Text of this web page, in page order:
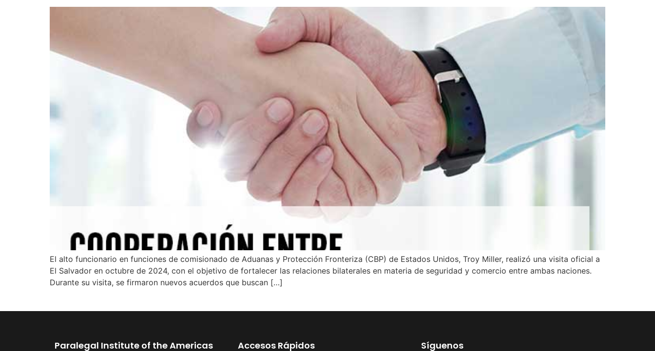
El alto funcionario en funciones de comisionado de Aduanas y Protección Fronteriza (CBP) de Estados Unidos, Troy Miller, realizó una visita oficial a
El Salvador en octubre de 2024, con el objetivo de fortalecer las relaciones bilaterales en materia de seguridad y comercio entre ambas naciones.
Durante su visita, se firmaron nuevos acuerdos que buscan […]
Paralegal Institute of the Americas Accesos Rápidos Síguenos